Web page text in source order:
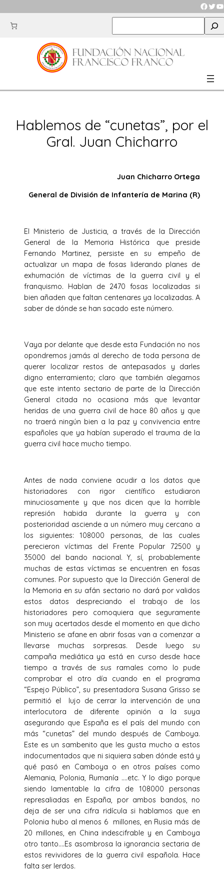
al
contenido
e
r
c
Hablemos de “cunetas”, por el
Gral. Juan Chicharro
Juan Chicharro Ortega
General de División de Infantería de Marina (R)
El Ministerio de Justicia, a través de la Dirección
General de la Memoria Histórica que preside
Fernando Martinez, persiste en su empeño de
actualizar un mapa de fosas liderando planes de
exhumación de víctimas de la guerra civil y el
franquismo. Hablan de 2470 fosas localizadas si
bien añaden que faltan centenares ya localizadas. A
saber de dónde se han sacado este número.
Vaya por delante que desde esta Fundación no nos
opondremos jamás al derecho de toda persona de
querer localizar restos de antepasados y darles
digno enterramiento; claro que también alegamos
que este intento sectario de parte de la Dirección
General citada no ocasiona más que levantar
heridas de una guerra civil de hace 80 años y que
no traerá ningún bien a la paz y convivencia entre
españoles que ya habían superado el trauma de la
guerra civil hace mucho tiempo.
Antes de nada conviene acudir a los datos que
historiadores con rigor científico estudiaron
minuciosamente y que nos dicen que la horrible
represión habida durante la guerra y con
posterioridad asciende a un número muy cercano a
los siguientes: 108000 personas, de las cuales
perecieron víctimas del Frente Popular 72500 y
35000 del bando nacional. Y, sí, probablemente
muchas de estas víctimas se encuentren en fosas
comunes. Por supuesto que la Dirección General de
la Memoria en su afán sectario no dará por validos
estos datos despreciando el trabajo de los
historiadores pero comoquiera que seguramente
son muy acertados desde el momento en que dicho
Ministerio se afane en abrir fosas van a comenzar a
llevarse muchas sorpresas. Desde luego su
campaña mediática ya está en curso desde hace
tiempo a través de sus ramales como lo pude
comprobar el otro día cuando en el programa
“Espejo Público”, su presentadora Susana Grisso se
permitió el lujo de cerrar la intervención de una
interlocutora de diferente opinión a la suya
asegurando que España es el país del mundo con
más “cunetas” del mundo después de Camboya.
Este es un sambenito que les gusta mucho a estos
indocumentados que ni siquiera saben dónde está y
qué pasó en Camboya o en otros países como
Alemania, Polonia, Rumanía ….etc. Y lo digo porque
siendo lamentable la cifra de 108000 personas
represaliadas en España, por ambos bandos, no
deja de ser una cifra ridícula si hablamos que en
Polonia hubo al menos 6 millones, en Rusia más de
20 millones, en China indescifrable y en Camboya
otro tanto….Es asombrosa la ignorancia sectaria de
estos revividores de la guerra civil española. Hace
falta ser lerdos.